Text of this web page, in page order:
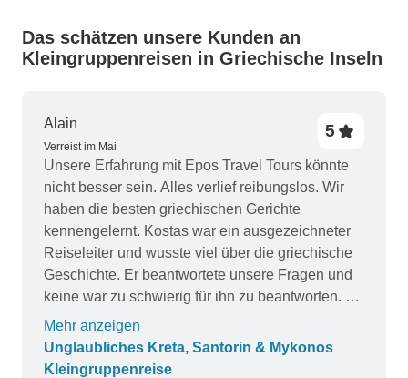
Das schätzen unsere Kunden an
Kleingruppenreisen in Griechische Inseln
Alain
Verreist im Mai
5
Unsere Erfahrung mit Epos Travel Tours könnte
nicht besser sein. Alles verlief reibungslos. Wir
haben die besten griechischen Gerichte
kennengelernt. Kostas war ein ausgezeichneter
Reiseleiter und wusste viel über die griechische
Geschichte. Er beantwortete unsere Fragen und
keine war zu schwierig für ihn zu beantworten. Er
und Dionysis erzählten uns von der griechischen
Kultur und den Bräuchen. Theo war
ausgezeichnet. Ohne Zweifel müssen Sie diese
Mehr anzeigen
Unglaubliches Kreta, Santorin & Mykonos
Kleingruppenreise